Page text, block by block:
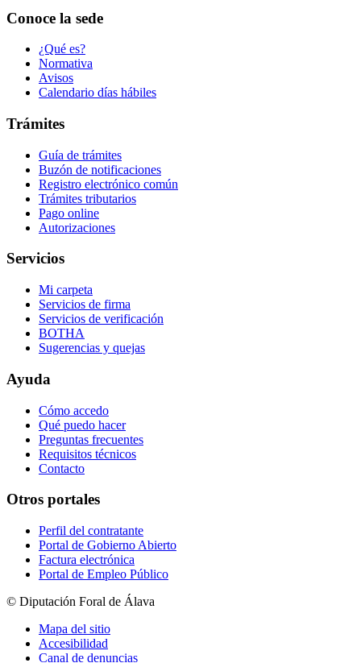
Conoce la sede
¿Qué es?
Normativa
Avisos
Calendario días hábiles
Trámites
Guía de trámites
Buzón de notificaciones
Registro electrónico común
Trámites tributarios
Pago online
Autorizaciones
Servicios
Mi carpeta
Servicios de firma
Servicios de verificación
BOTHA
Sugerencias y quejas
Ayuda
Cómo accedo
Qué puedo hacer
Preguntas frecuentes
Requisitos técnicos
Contacto
Otros portales
Perfil del contratante
Portal de Gobierno Abierto
Factura electrónica
Portal de Empleo Público
© Diputación Foral de Álava
Mapa del sitio
Accesibilidad
Canal de denuncias